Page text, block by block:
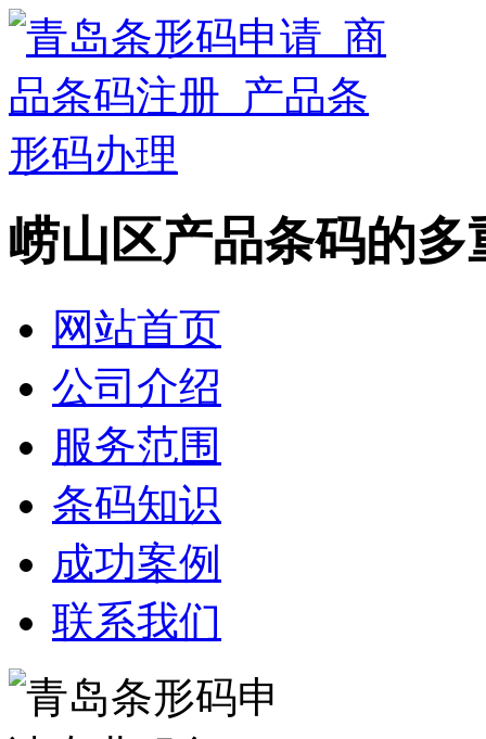
崂山区产品条码的多
网站首页
公司介绍
服务范围
条码知识
成功案例
联系我们